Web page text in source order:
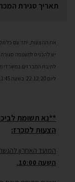
תאריך סגירת
את ההצעות, יחד עם כל
ליום 22.12.20
בשעה 11:45.
**נא תשומת
הצעות למכרז:
המועד האחרון
השעה 10:00.